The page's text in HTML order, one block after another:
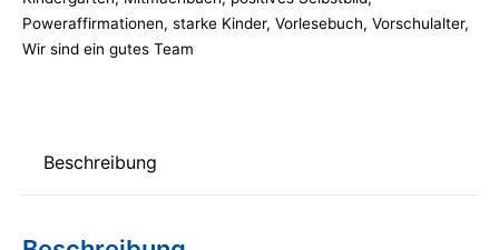
Poweraffirmationen, starke Kinder, Vorlesebuch, Vorschulalter,
Wir sind ein gutes Team
Beschreibung